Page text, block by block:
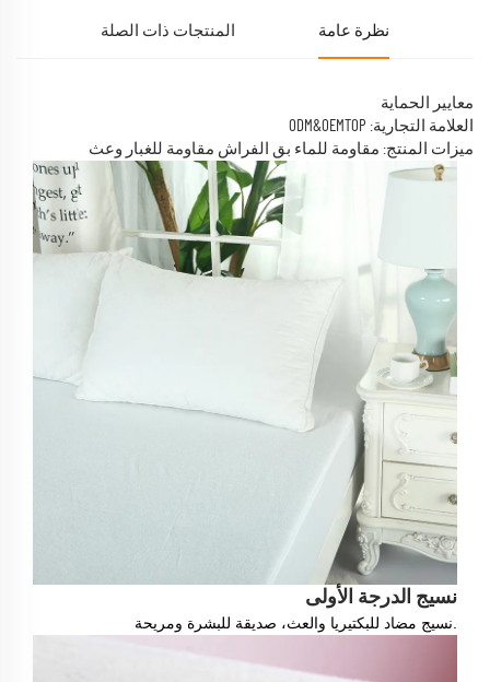
نظرة عامة المنتجات ذات الصلة
معايير الحماية
العلامة التجارية: ODM&OEMTOP
ميزات المنتج: مقاومة للماء بق الفراش مقاومة للغبار وعث
نسيج الدرجة الأولى
نسيج مضاد للبكتيريا والعث، صديقة للبشرة ومريحة.